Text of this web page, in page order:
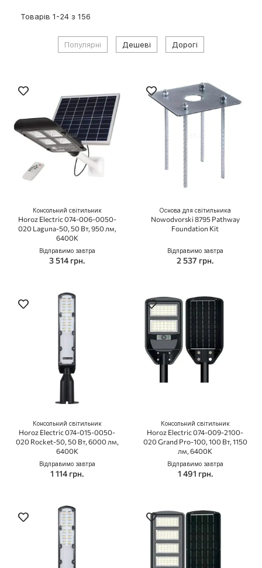
Товарів 1-24 з 156
Популярні Дешеві Дорогі
Консольний світильник
Horoz Electric 074-006-0050-
020 Laguna-50, 50 Вт, 950 лм,
6400K
Відправимо завтра
3 514 грн.
Основа для світильника
Nowodvorski 8795 Pathway
Foundation Kit
Відправимо завтра
2 537 грн.
Консольний світильник
Horoz Electric 074-015-0050-
020 Rocket-50, 50 Вт, 6000 лм,
6400K
Відправимо завтра
1 114 грн.
Консольний світильник
Horoz Electric 074-009-2100-
020 Grand Pro-100, 100 Вт, 1150
лм, 6400K
Відправимо завтра
1 491 грн.